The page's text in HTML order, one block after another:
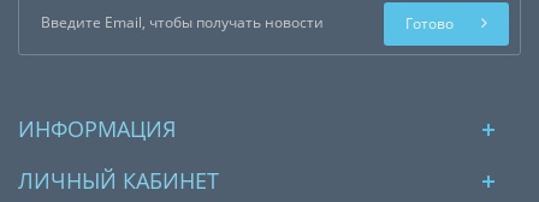
Готово
ИНФОРМАЦИЯ
ЛИЧНЫЙ КАБИНЕТ